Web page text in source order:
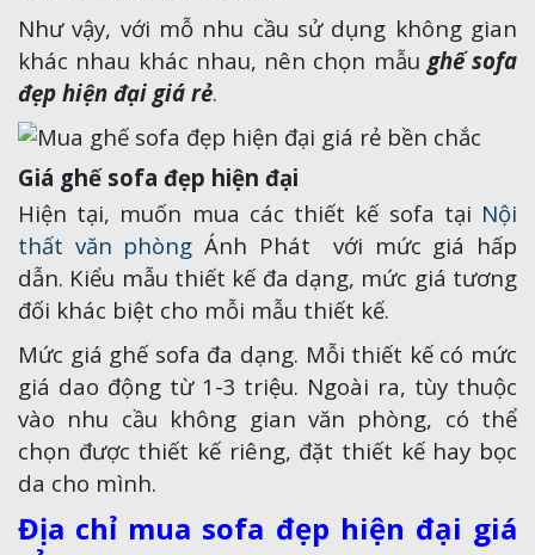
Như vậy, với mỗ nhu cầu sử dụng không gian
khác nhau khác nhau, nên chọn mẫu ghế sofa
đẹp hiện đại giá rẻ.
Giá ghế sofa đẹp hiện đại
Hiện tại, muốn mua các thiết kế sofa tại Nội
thất văn phòng Ánh Phát với mức giá hấp
dẫn. Kiểu mẫu thiết kế đa dạng, mức giá tương
đối khác biệt cho mỗi mẫu thiết kế.
Mức giá ghế sofa đa dạng. Mỗi thiết kế có mức
giá dao động từ 1-3 triệu. Ngoài ra, tùy thuộc
vào nhu cầu không gian văn phòng, có thể
chọn được thiết kế riêng, đặt thiết kế hay bọc
da cho mình.
Địa chỉ mua sofa đẹp hiện đại giá